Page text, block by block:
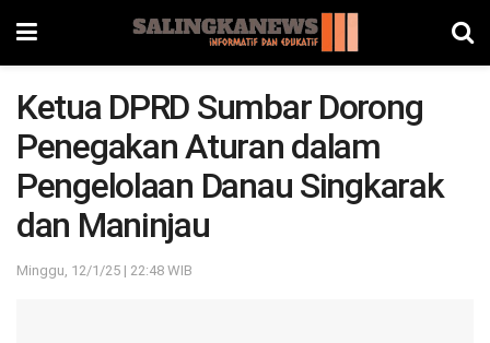
Ketua DPRD Sumbar Dorong
Penegakan Aturan dalam
Pengelolaan Danau Singkarak
dan Maninjau
Minggu, 12/1/25 | 22:48 WIB